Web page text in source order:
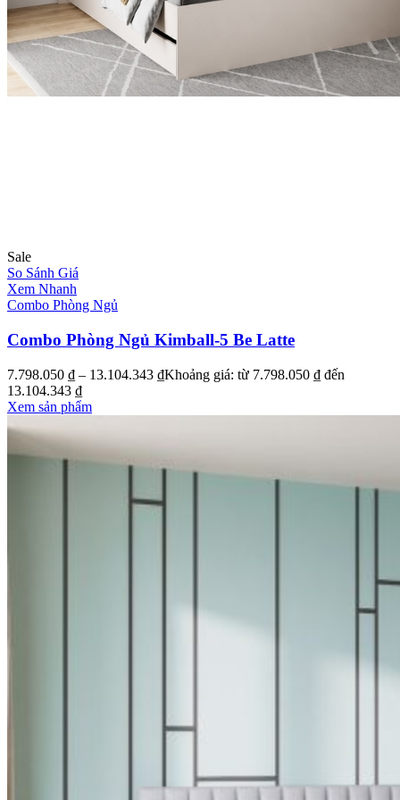
Sale
So Sánh Giá
Xem Nhanh
Combo Phòng Ngủ
Combo Phòng Ngủ Kimball-5 Be Latte
7.798.050 ₫ – 13.104.343 ₫Khoảng giá: từ 7.798.050 ₫ đến
13.104.343 ₫
Xem sản phẩm